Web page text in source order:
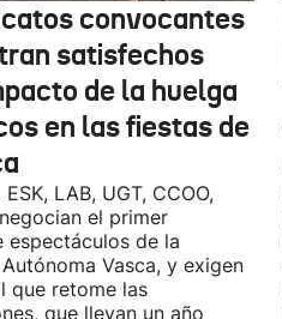
convocantes
satisfechos
de la huelga
en las fiestas de
LAB, UGT, CCOO,
el primer
espectáculos de la
Vasca, y exigen
que retome las
que llevan un año